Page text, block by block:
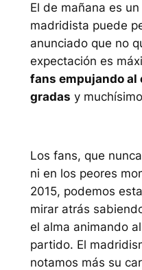
El de mañana es
madridista puede
anunciado que no
expectación es
fans empujando al
gradas y
Los fans, que
ni en los peores
2015, podemos
mirar atrás
el alma animando
partido. El
notamos más su